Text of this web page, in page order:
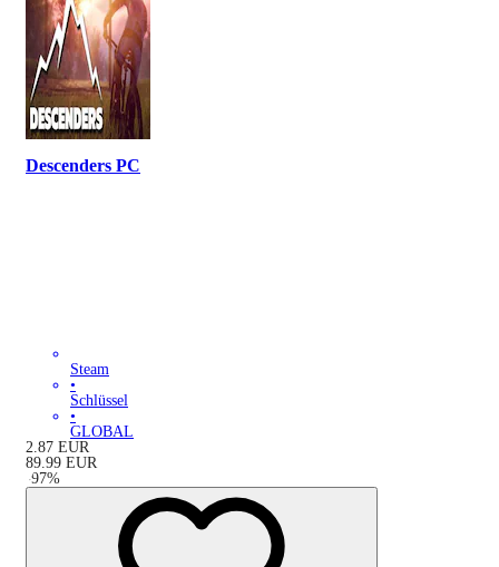
Descenders PC
Steam
•
Schlüssel
•
GLOBAL
2.87 EUR
89.99 EUR
-97%